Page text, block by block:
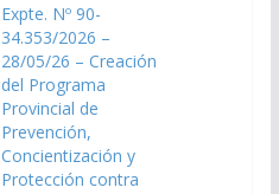
Expte. Nº 90-
34.353/2026 –
28/05/26 – Creación
del Programa
Provincial de
Prevención,
Concientización y
Protección contra